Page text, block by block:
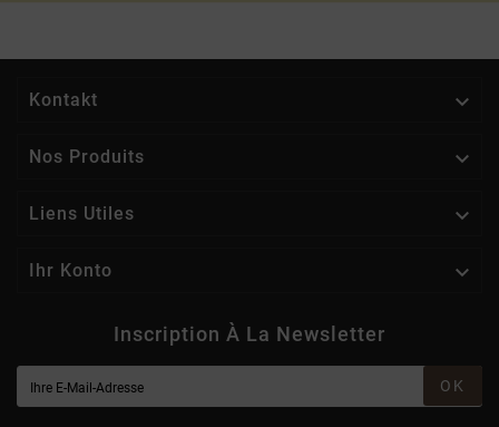
Kontakt 
Nos Produits 
Liens Utiles 
Ihr Konto 
Inscription À La Newsletter
OK